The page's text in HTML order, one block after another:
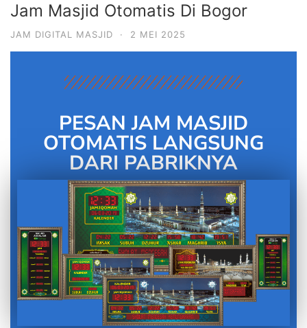
Jam Masjid Otomatis Di Bogor
JAM DIGITAL MASJID · 2 MEI 2025
PESAN JAM MASJID
OTOMATIS LANGSUNG
DARI PABRIKNYA